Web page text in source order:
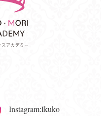
Instagram:Ikuko